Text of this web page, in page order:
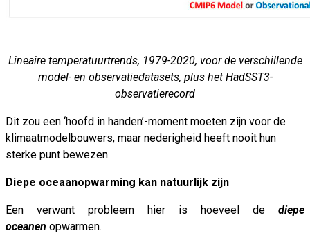
Lineaire temperatuurtrends, 1979-2020, voor de verschillende
model- en observatiedatasets, plus het HadSST3-
observatierecord
Dit zou een ‘hoofd in handen’-moment moeten zijn voor de
klimaatmodelbouwers, maar nederigheid heeft nooit hun
sterke punt bewezen.
Diepe oceaanopwarming kan natuurlijk zijn
Een verwant probleem hier is hoeveel de diepe
oceanen opwarmen.